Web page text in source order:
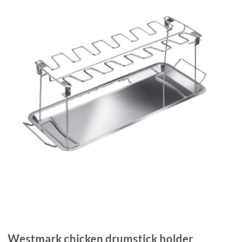
Westmark chicken drumstick holder